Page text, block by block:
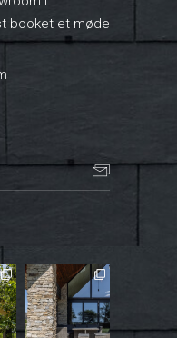
booket et møde